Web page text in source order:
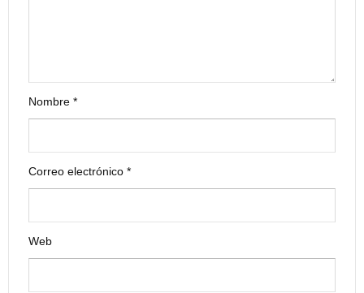
Nombre *
Correo electrónico *
Web